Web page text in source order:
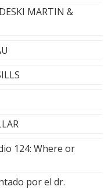
MARTIN &
124: Where or
por el dr.